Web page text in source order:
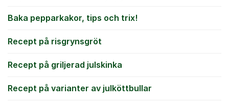
Baka pepparkakor, tips och trix!
Recept på risgrynsgröt
Recept på griljerad julskinka
Recept på varianter av julköttbullar